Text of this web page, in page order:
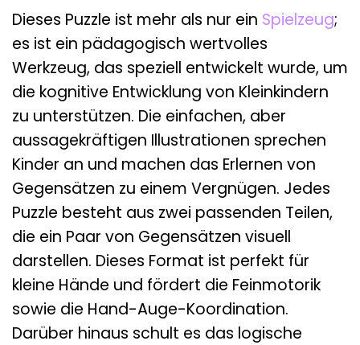
Dieses Puzzle ist mehr als nur ein Spielzeug;
es ist ein pädagogisch wertvolles
Werkzeug, das speziell entwickelt wurde, um
die kognitive Entwicklung von Kleinkindern
zu unterstützen. Die einfachen, aber
aussagekräftigen Illustrationen sprechen
Kinder an und machen das Erlernen von
Gegensätzen zu einem Vergnügen. Jedes
Puzzle besteht aus zwei passenden Teilen,
die ein Paar von Gegensätzen visuell
darstellen. Dieses Format ist perfekt für
kleine Hände und fördert die Feinmotorik
sowie die Hand-Auge-Koordination.
Darüber hinaus schult es das logische